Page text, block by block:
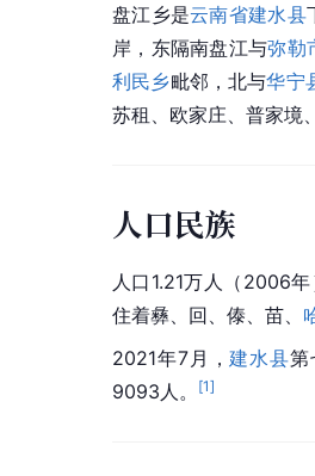
盘江乡是云南省建水县
岸，东隔南盘江与弥勒
利民乡毗邻，北与华宁
苏租、欧家庄、普家境
人口民族
人口1.21万人（2006
住着彝、回、傣、苗、
2021年7月，建水县第
9093人。
[1]